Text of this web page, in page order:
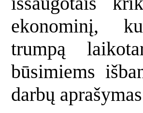
ekonominį,
trumpą
būsimiems
darbų